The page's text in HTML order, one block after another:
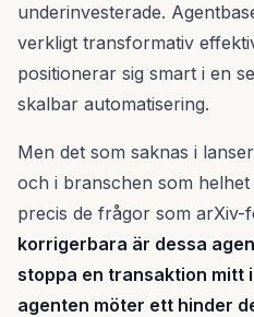
underinvesterade.
verkligt transformativ
positionerar sig smart i en
skalbar automatisering.
Men det som saknas i
och i branschen som
precis de frågor som arXiv-
korrigerbara är dessa
stoppa en transaktion mitt
agenten möter ett hinder